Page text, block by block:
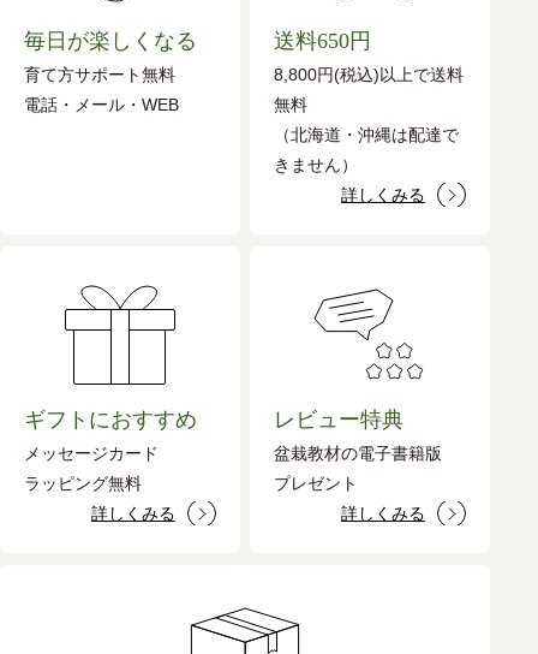
毎日が楽しくなる
育て方サポート無料
電話・メール・WEB
送料650円
8,800円(税込)以上で送料
無料
（北海道・沖縄は配達で
きません）
詳しくみる
ギフトにおすすめ
メッセージカード
ラッピング無料
詳しくみる
レビュー特典
盆栽教材の電子書籍版
プレゼント
詳しくみる